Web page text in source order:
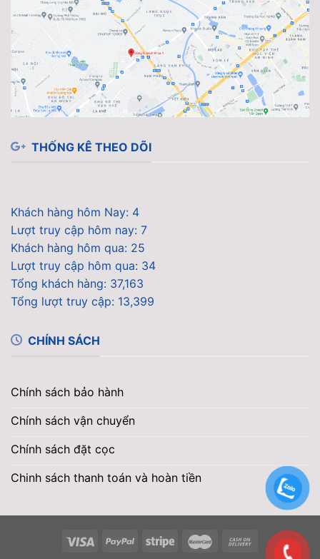
THỐNG KÊ THEO DÕI
Khách hàng hôm Nay: 4
Lượt truy cập hôm nay: 7
Khách hàng hôm qua: 25
Lượt truy cập hôm qua: 34
Tổng khách hàng: 37,163
Tổng lượt truy cập: 13,399
CHÍNH SÁCH
Chính sách bảo hành
Chính sách vận chuyển
Chính sách đặt cọc
Chinh sách thanh toán và hoàn tiền